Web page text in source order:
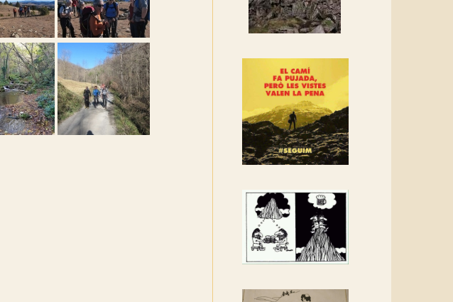
Manifest a favor dels
Camins Vells
associació adhereix-te al
Rebem un diploma dels
Amics de Sant Aniol
d'Aguja
Els Centpeus estem
recuperació del refugi i de
l'entorn de Sant Aniol